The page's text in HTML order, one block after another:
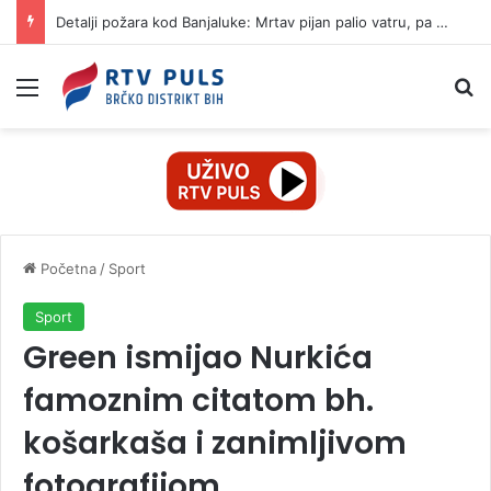
Detalji požara kod Banjaluke: Mrtav pijan palio vatru, pa napravio haos
Izbornik
Početna / Sport
Sport
Green ismijao Nurkića
famoznim citatom bh.
košarkaša i zanimljivom